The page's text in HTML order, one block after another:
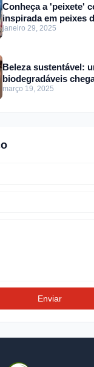
Conheça a 'peixete'
inspirada em peixes
janeiro 29, 2025
Beleza sustentável:
biodegradáveis
março 19, 2025